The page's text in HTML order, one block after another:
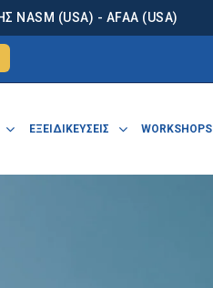
(USA) - AFAA (USA)
ΕΞΕΙΔΙΚΕΥΣΕΙΣ WORKSHOPS